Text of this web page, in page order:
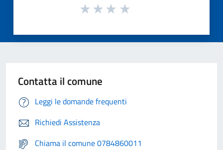
Contatta il comune
Leggi le domande frequenti
Richiedi Assistenza
Chiama il comune 0784860011